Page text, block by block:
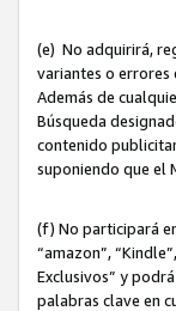
(e) No adquirirá,
variantes o errores
Además de
Búsqueda
contenido
suponiendo que el
(f) No participará
“amazon”,
Exclusivos” y
palabras clave en